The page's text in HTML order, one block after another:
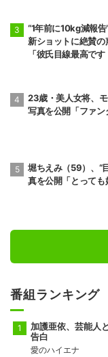
“1年前に10kg減報
新ショットに絶賛の
「彼氏目線最高で
23歳・美人女将、
写真を公開「ファン
堀ちえみ（59）、“
真を公開「とっても
番組ランキング
加護亜依、芸能人
告白
愛のハイエナ